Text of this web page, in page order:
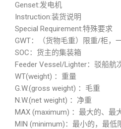
Genset:发电机
Instruction:装货说明
Special Requirement:特殊要求
GWT：（货物毛重）限重/柜，
SOC：货主的集装箱
Feeder Vessel/Lighter：驳船航
WT(weight) ：重量
G.W.(gross weight) ：毛重
N.W.(net weight) ：净重
MAX (maximum) ：最大的、最
MIN (minimum)：最小的，最低